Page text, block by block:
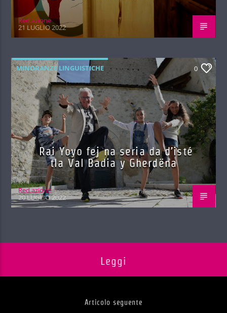
Red.azione
21 LUGLIO 2022
MINORANZE LINGUISTICHE 0
Rai Yoyo fej na seria da d’isté
tla Val Badia y Gherdëna
Red.azione
20 LUGLIO 2022
Leggi
Articolo seguente